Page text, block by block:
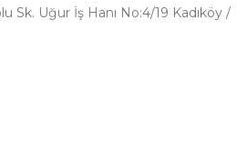
Sk. Uğur İş Hanı No:4/19 Kadıköy /